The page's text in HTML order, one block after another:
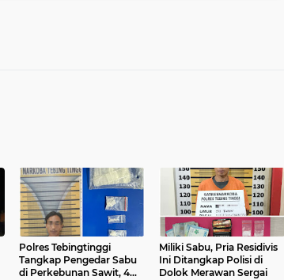
Polres Tebingtinggi
Tangkap Pengedar Sabu
di Perkebunan Sawit, 4
Miliki Sabu, Pria Residivis
Ini Ditangkap Polisi di
Dolok Merawan Sergai